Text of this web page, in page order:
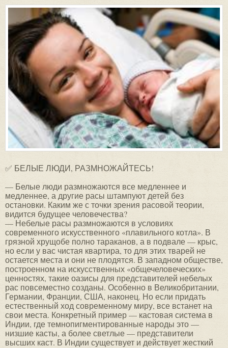
✅ БЕЛЫЕ ЛЮДИ, РАЗМНОЖАЙТЕСЬ!
— Белые люди размножаются все медленнее и
медленнее, а другие расы штампуют детей без
остановки. Каким же с точки зрения расовой теории,
видится будущее человечества?
— Небелые расы размножаются в условиях
современного искусственного «плавильного котла». В
грязной хрущобе полно тараканов, а в подвале — крыс,
но если у вас чистая квартира, то для этих тварей не
остается места и они не плодятся. В западном обществе,
построенном на искусственных «общечеловеческих»
ценностях, такие оазисы для представителей небелых
рас повсеместно созданы. Особенно в Великобритании,
Германии, Франции, США, наконец. Но если придать
естественный ход современному миру, все встанет на
свои места. Конкретный пример — кастовая система в
Индии, где темнопигментированные народы это —
низшие касты, а более светлые — представители
высших каст. В Индии существует и действует жесткий